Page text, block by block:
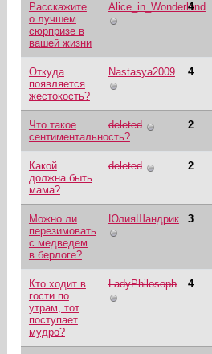
Расскажите
о лучшем
сюрпризе в
вашей жизни
Alice_in_Wonderland
4
Откуда
появляется
жестокость?
Nastasya2009 4
Что такое
сентиментальность?
deleted 2
Какой
должна быть
мама?
deleted 2
Можно ли
перезимовать
с медведем
в берлоге?
ЮлияШандрик 3
Кто ходит в
гости по
утрам, тот
поступает
мудро?
LadyPhilosoph 4